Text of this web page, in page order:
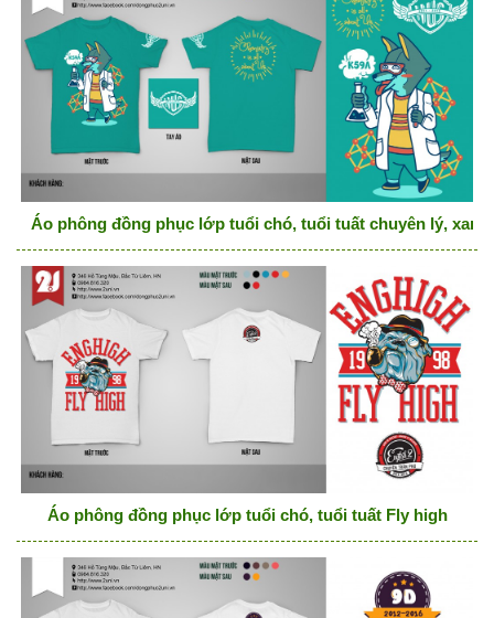
Áo phông đồng phục lớp tuổi chó, tuổi tuất chuyên lý, xanh
Áo phông đồng phục lớp tuổi chó, tuổi tuất Fly high